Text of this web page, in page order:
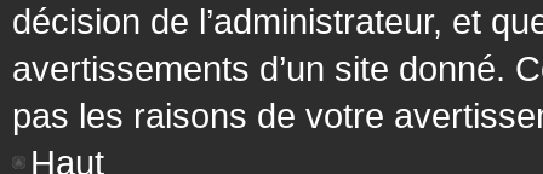
décision de l’administrateur, et
avertissements d’un site donné.
pas les raisons de votre
Haut